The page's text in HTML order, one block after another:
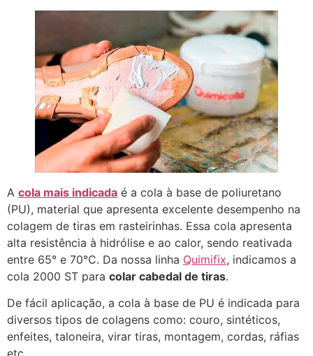
A cola mais indicada é a cola à base de poliuretano
(PU), material que apresenta excelente desempenho na
colagem de tiras em rasteirinhas. Essa cola apresenta
alta resistência à hidrólise e ao calor, sendo reativada
entre 65° e 70°C. Da nossa linha Quimifix, indicamos a
cola 2000 ST para colar cabedal de tiras.
De fácil aplicação, a cola à base de PU é indicada para
diversos tipos de colagens como: couro, sintéticos,
enfeites, taloneira, virar tiras, montagem, cordas, ráfias
etc.